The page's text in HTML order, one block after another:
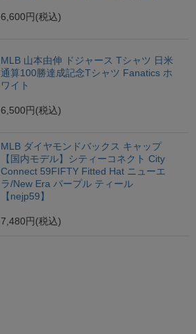
6,600円 (税込)
MLB 山本由伸 ドジャース Tシャツ 日米
通算100勝達成記念Tシャツ Fanatics ホ
ワイト
6,500円 (税込)
MLB ダイヤモンドバックス キャップ
【国内モデル】シティーコネクト City
Connect 59FIFTY Fitted Hat ニューエ
ラ/New Era パープル ティール
【nejp59】
7,480円 (税込)